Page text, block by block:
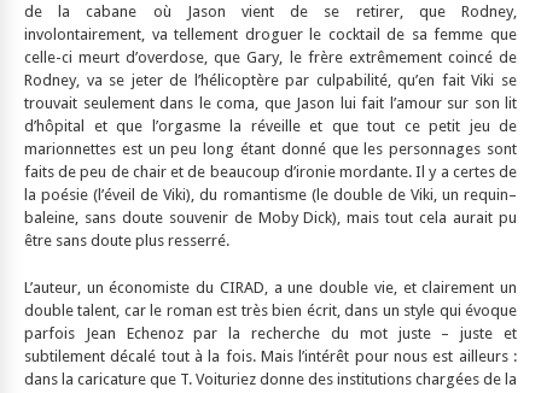
de la cabane où Jason vient de se retirer, que Rodney,
involontairement, va tellement droguer le cocktail de sa femme que
celle-ci meurt d’overdose, que Gary, le frère extrêmement coincé de
Rodney, va se jeter de l’hélicoptère par culpabilité, qu’en fait Viki se
trouvait seulement dans le coma, que Jason lui fait l’amour sur son lit
d’hôpital et que l’orgasme la réveille et que tout ce petit jeu de
marionnettes est un peu long étant donné que les personnages sont
faits de peu de chair et de beaucoup d’ironie mordante. Il y a certes de
la poésie (l’éveil de Viki), du romantisme (le double de Viki, un requin–
baleine, sans doute souvenir de Moby Dick), mais tout cela aurait pu
être sans doute plus resserré.
L’auteur, un économiste du CIRAD, a une double vie, et clairement un
double talent, car le roman est très bien écrit, dans un style qui évoque
parfois Jean Echenoz par la recherche du mot juste – juste et
subtilement décalé tout à la fois. Mais l’intérêt pour nous est ailleurs :
dans la caricature que T. Voituriez donne des institutions chargées de la